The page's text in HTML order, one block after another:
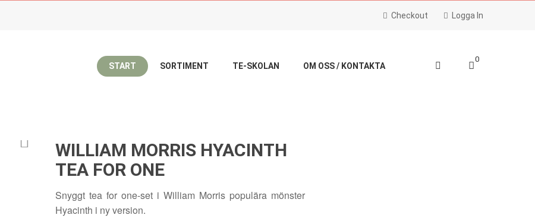
Checkout Logga In
0
START SORTIMENT TE-SKOLAN OM OSS / KONTAKTA

WILLIAM MORRIS HYACINTH
TEA FOR ONE
Snyggt tea for one-set i William Morris populära mönster
Hyacinth i ny version.